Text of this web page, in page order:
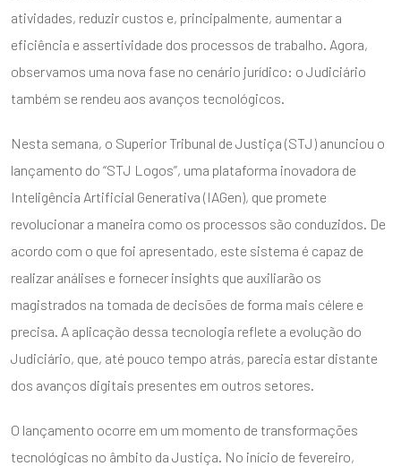
atividades, reduzir custos e, principalmente, aumentar a
eficiência e assertividade dos processos de trabalho. Agora,
observamos uma nova fase no cenário jurídico: o Judiciário
também se rendeu aos avanços tecnológicos.
Nesta semana, o Superior Tribunal de Justiça (STJ) anunciou o
lançamento do “STJ Logos”, uma plataforma inovadora de
Inteligência Artificial Generativa (IAGen), que promete
revolucionar a maneira como os processos são conduzidos. De
acordo com o que foi apresentado, este sistema é capaz de
realizar análises e fornecer insights que auxiliarão os
magistrados na tomada de decisões de forma mais célere e
precisa. A aplicação dessa tecnologia reflete a evolução do
Judiciário, que, até pouco tempo atrás, parecia estar distante
dos avanços digitais presentes em outros setores.
O lançamento ocorre em um momento de transformações
tecnológicas no âmbito da Justiça. No início de fevereiro,